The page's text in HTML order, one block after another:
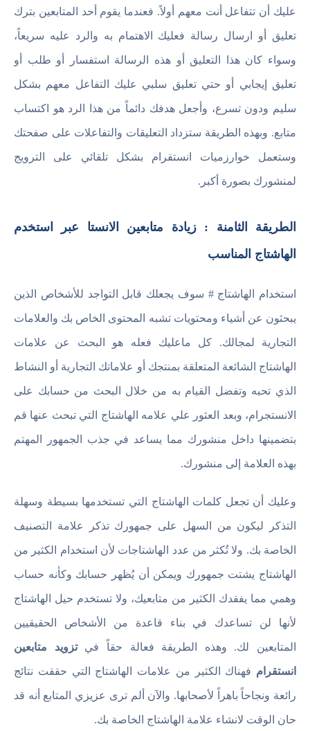
عليك أن تتفاعل أنت معهم أولاً. فعندما يقوم أحد المتابعين بترك
تعليق أو ارسال رسالة فعليك الاهتمام به والرد عليه سريعاً،
وسواء كان هذا التعليق أو هذه الرسالة استفسار أو طلب أو
تعليق إيجابي أو حتي تعليق سلبي عليك التفاعل معهم بشكل
سليم ودون تسرع، وأجعل هدفك دائماً من هذا الرد هو اكتساب
متابع. وبهذه الطريقة ستزداد التعليقات والتفاعلات على صفحتك
وستعمل خوارزميات انستقرام بشكل تلقائي على الترويج
لمنشورك بصورة أكبر.
الطريقة الثامنة : زيادة متابعين الانستا عبر استخدم
الهاشتاج المناسب
استخدام الهاشتاج # سوف يجعلك قابل التواجد للأشخاص الذين
يبحثون عن أشياء ومحتويات تشبه المحتوى الخاص بك والعلامات
التجارية لمجالك. كل ماعليك فعله هو البحث عن علامات
الهاشتاج الشائعة المتعلقة بمنتجك أو علاماتك التجارية أو النشاط
الذي تحبه وتفضل القيام به من خلال البحث من حسابك على
الانستجرام، وبعد العثور علي علامه الهاشتاج التي تبحث عنها قم
بتضمينها داخل منشورك مما يساعد في جذب الجمهور المهتم
بهذه العلامة إلى منشورك.
وعليك أن تجعل كلمات الهاشتاج التي تستخدمها بسيطة وسهلة
التذكر ليكون من السهل على جمهورك تذكر علامة التصنيف
الخاصة بك. ولا تُكثر من عدد الهاشتاجات لأن استخدام الكثير من
الهاشتاج يشتت جمهورك ويمكن أن يُظهر حسابك وكأنه حساب
وهمي مما يفقدك الكثير من متابعيك، ولا تستخدم حيل الهاشتاج
لأنها لن تساعدك في بناء قاعدة من الأشخاص الحقيقيين
المتابعين لك. وهذه الطريقة فعالة حقاً فيتزويد متابعين
انستقرام فهناك الكثير من علامات الهاشتاج التي حققت نتائج
رائعة ونجاحاً باهراً لأصحابها. والآن ألم ترى عزيزي المتابع أنه قد
حان الوقت لانشاء علامة الهاشتاج الخاصة بك.